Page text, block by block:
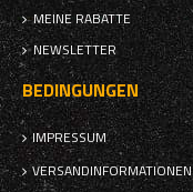
MEINE RABATTE
NEWSLETTER
BEDINGUNGEN
IMPRESSUM
VERSANDINFORMATIONEN